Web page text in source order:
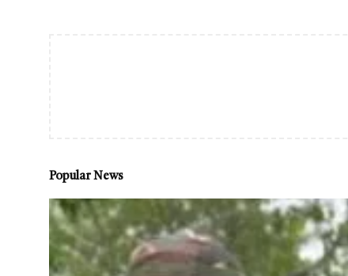
Popular News